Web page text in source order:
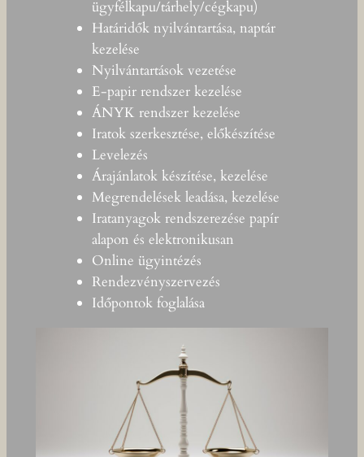
ügyfélkapu/tárhely/cégkapu)
Határidők nyilvántartása, naptár
kezelése
Nyilvántartások vezetése
E-papir rendszer kezelése
ÁNYK rendszer kezelése
Iratok szerkesztése, előkészítése
Levelezés
Árajánlatok készítése, kezelése
Megrendelések leadása, kezelése
Iratanyagok rendszerezése papír
alapon és elektronikusan
Online ügyintézés
Rendezvényszervezés
Időpontok foglalása